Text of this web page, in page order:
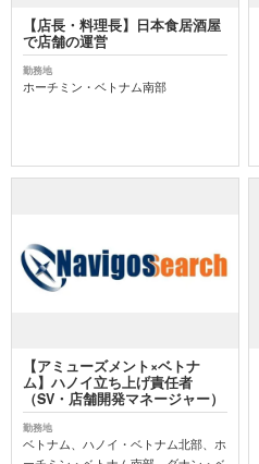
【店長・料理長】日本食居酒屋
で店舗の運営
勤務地
ホーチミン・ベトナム南部
【アミューズメント×ベトナ
ム】ハノイ立ち上げ責任者
（SV・店舗開発マネージャー）
勤務地
ベトナム、ハノイ・ベトナム北部、ホ